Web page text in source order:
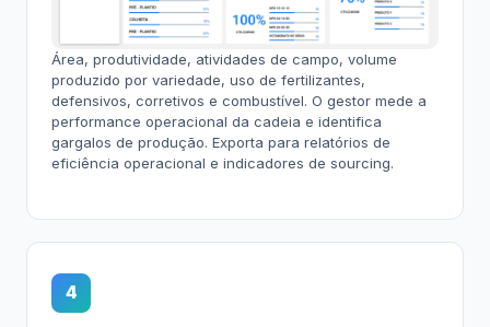
Área, produtividade, atividades de campo, volume
produzido por variedade, uso de fertilizantes,
defensivos, corretivos e combustível. O gestor mede a
performance operacional da cadeia e identifica
gargalos de produção. Exporta para relatórios de
eficiência operacional e indicadores de sourcing.
4